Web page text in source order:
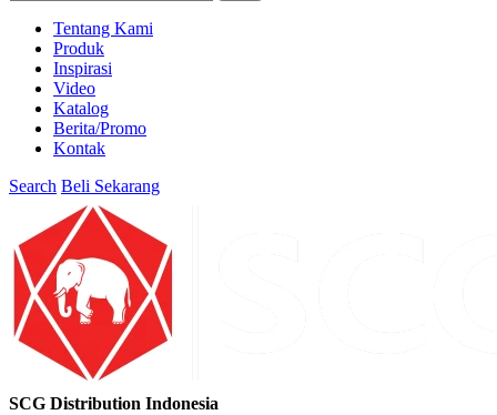
Tentang Kami
Produk
Inspirasi
Video
Katalog
Berita/Promo
Kontak
Search Beli Sekarang
SCG Distribution Indonesia